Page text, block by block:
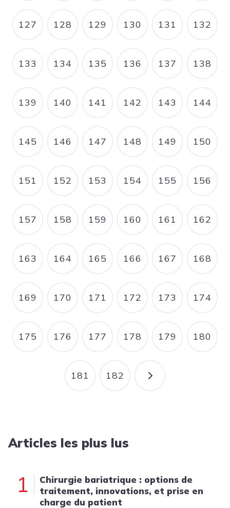
PAGE
127 PAGE
128 PAGE
129 PAGE
130 PAGE
131 PAGE
132
PAGE
133 PAGE
134 PAGE
135 PAGE
136 PAGE
137 PAGE
138
PAGE
139 PAGE
140 PAGE
141 PAGE
142 PAGE
143 PAGE
144
PAGE
145 PAGE
146 PAGE
147 PAGE
148 PAGE
149 PAGE
150
PAGE
151 PAGE
152 PAGE
153 PAGE
154 PAGE
155 PAGE
156
PAGE
157 PAGE
158 PAGE
159 PAGE
160 PAGE
161 PAGE
162
PAGE
163 PAGE
164 PAGE
165 PAGE
166 PAGE
167 PAGE
168
PAGE
169 PAGE
170 PAGE
171 PAGE
172 PAGE
173 PAGE
174
PAGE
175 PAGE
176 PAGE
177 PAGE
178 PAGE
179 PAGE
180
PAGE
181 PAGE
182 PAGE
Articles les plus lus
1
Chirurgie bariatrique : options de
traitement, innovations, et prise en
charge du patient